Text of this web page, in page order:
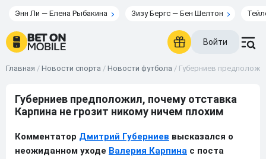
Энн Ли — Елена Рыбакина Зизу Бергс — Бен Шелтон
Войти
Главная / Новости спорта / Новости футбола / Губерниев
Губерниев предположил, почему отставка
Карпина не грозит никому ничем плохим
Комментатор Дмитрий Губерниев высказался о
неожиданном уходе Валерия Карпина с поста